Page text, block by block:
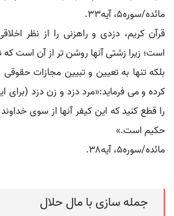
مائده/سوره۵، آیه۳۳.
قرآن کریم، دزدی و راهزنی را از نظر
است؛ زیرا زشتی آنها روشن تر از آن است که
بلکه تنها به تعیین و تبیین مجازات حقوقی
کرده و می فرماید:«مرد دزد و زن دزد
را قطع کنید که این کیفر آنها از سوی
حکیم است.»
مائده/سوره۵، آیه۳۸.
جمله سازی با مال حلال